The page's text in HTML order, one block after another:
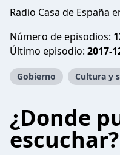
Radio Casa de España
Número de episodios:
Último episodio: 2017-
Gobierno Cultura y
¿Donde
escuchar?